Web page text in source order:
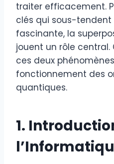
traiter efficacement.
clés qui sous-
fascinante, la
jouent un rôle central.
ces deux
fonctionnement des
quantiques.
1.